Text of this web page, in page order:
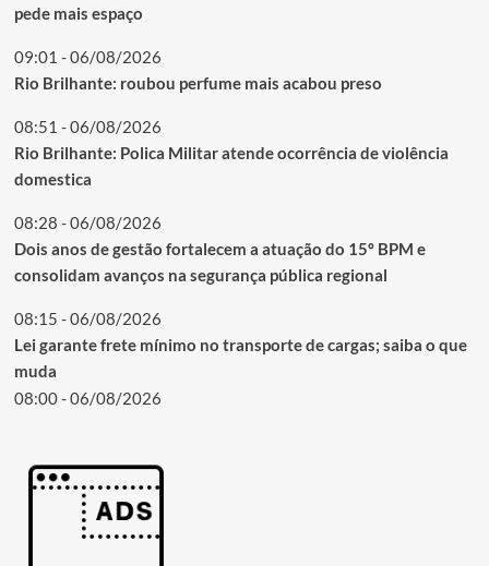
pede mais espaço
09:01 - 06/08/2026
Rio Brilhante: roubou perfume mais acabou preso
08:51 - 06/08/2026
Rio Brilhante: Polica Militar atende ocorrência de violência
domestica
08:28 - 06/08/2026
Dois anos de gestão fortalecem a atuação do 15º BPM e
consolidam avanços na segurança pública regional
08:15 - 06/08/2026
Lei garante frete mínimo no transporte de cargas; saiba o que
muda
08:00 - 06/08/2026